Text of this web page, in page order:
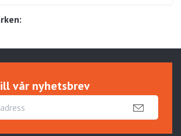
vår nyhetsbrev